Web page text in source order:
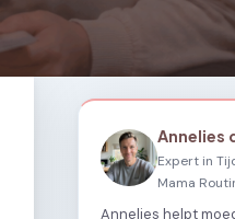
Annelies
Expert in
Mama
Annelies helpt